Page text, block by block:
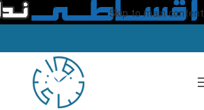
Skip to main content